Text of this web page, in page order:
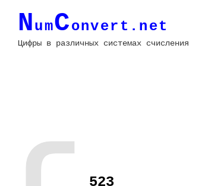
NumConvert.net
Цифры в различных системах счисления
523